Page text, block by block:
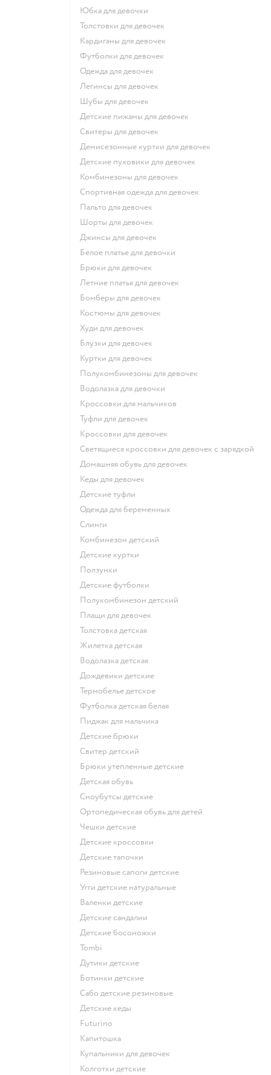
Юбка для девочки
Толстовки для девочек
Кардиганы для девочек
Футболки для девочек
Одежда для девочек
Легинсы для девочек
Шубы для девочек
Детские пижамы для девочек
Свитеры для девочек
Демисезонные куртки для девочек
Детские пуховики для девочек
Комбинезоны для девочек
Спортивная одежда для девочек
Пальто для девочек
Шорты для девочек
Джинсы для девочек
Белое платье для девочки
Брюки для девочек
Летние платья для девочек
Бомберы для девочек
Костюмы для девочек
Худи для девочек
Блузки для девочек
Куртки для девочек
Полукомбинезоны для девочек
Водолазка для девочки
Кроссовки для мальчиков
Туфли для девочек
Кроссовки для девочек
Светящиеся кроссовки для девочек с зарядкой
Домашняя обувь для девочек
Кеды для девочек
Детские туфли
Одежда для беременных
Слинги
Комбинезон детский
Детские куртки
Ползунки
Детские футболки
Полукомбинезон детский
Плащи для девочек
Толстовка детская
Жилетка детская
Водолазка детская
Дождевики детские
Термобелье детское
Футболка детская белая
Пиджак для мальчика
Детские брюки
Свитер детский
Брюки утепленные детские
Детская обувь
Сноубутсы детские
Ортопедическая обувь для детей
Чешки детские
Детские кроссовки
Детские тапочки
Резиновые сапоги детские
Угги детские натуральные
Валенки детские
Детские сандалии
Детские босоножки
Tombi
Дутики детские
Ботинки детские
Сабо детские резиновые
Детские кеды
Futurino
Капитошка
Купальники для девочек
Колготки детские